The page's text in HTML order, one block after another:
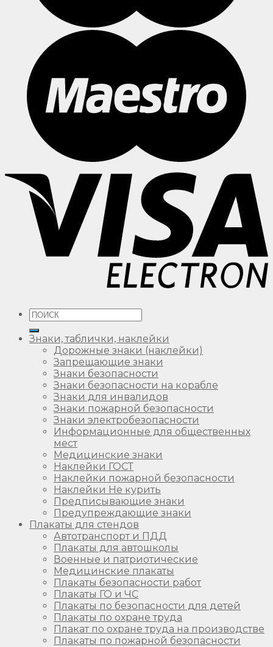
Искать:
Знаки, таблички, наклейки
Дорожные знаки (наклейки)
Запрещающие знаки
Знаки безопасности
Знаки безопасности на корабле
Знаки для инвалидов
Знаки пожарной безопасности
Знаки электробезопасности
Информационные для общественных
мест
Медицинские знаки
Наклейки ГОСТ
Наклейки пожарной безопасности
Наклейки Не курить
Предписывающие знаки
Предупреждающие знаки
Плакаты для стендов
Автотранспорт и ПДД
Плакаты для автошколы
Военные и патриотические
Медицинские плакаты
Плакаты безопасности работ
Плакаты ГО и ЧС
Плакаты по безопасности для детей
Плакаты по охране труда
Плакат по охране труда на производстве
Плакаты по пожарной безопасности